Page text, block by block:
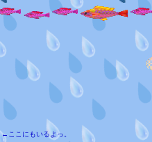
←ここにもいるよっ。